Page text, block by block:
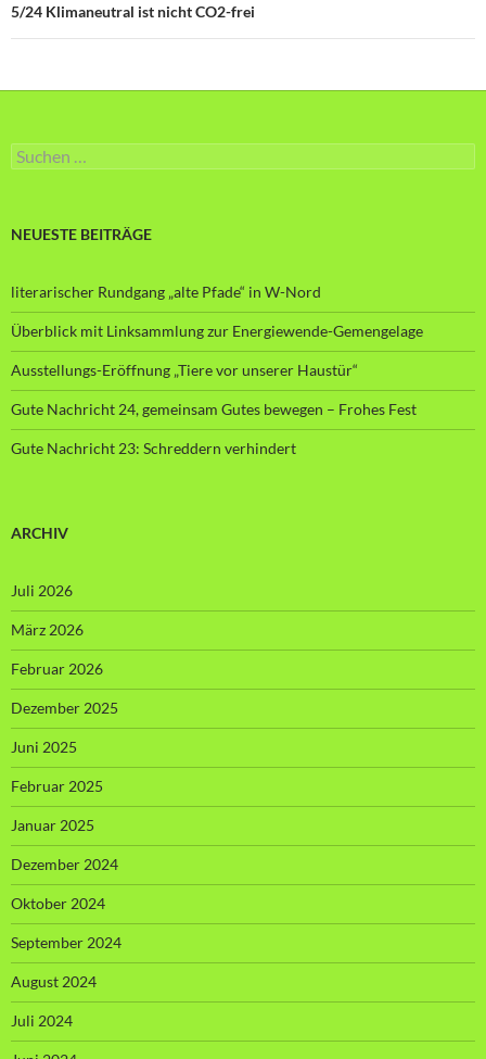
5/24 Klimaneutral ist nicht CO2-frei
Suche
nach:
NEUESTE BEITRÄGE
literarischer Rundgang „alte Pfade“ in W-Nord
Überblick mit Linksammlung zur Energiewende-Gemengelage
Ausstellungs-Eröffnung „Tiere vor unserer Haustür“
Gute Nachricht 24, gemeinsam Gutes bewegen – Frohes Fest
Gute Nachricht 23: Schreddern verhindert
ARCHIV
Juli 2026
März 2026
Februar 2026
Dezember 2025
Juni 2025
Februar 2025
Januar 2025
Dezember 2024
Oktober 2024
September 2024
August 2024
Juli 2024